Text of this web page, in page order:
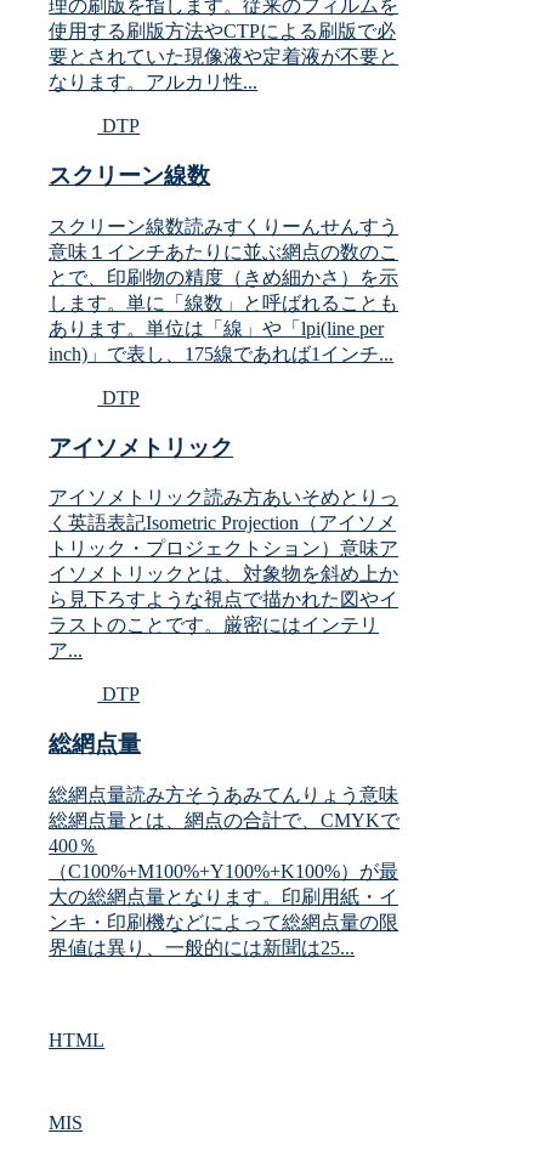
理の刷版を指します。従来のフィルムを
使用する刷版方法やCTPによる刷版で必
要とされていた現像液や定着液が不要と
なります。アルカリ性...
DTP
スクリーン線数
スクリーン線数読みすくりーんせんすう
意味１インチあたりに並ぶ網点の数のこ
とで、印刷物の精度（きめ細かさ）を示
します。単に「線数」と呼ばれることも
あります。単位は「線」や「lpi(line per
inch)」で表し、175線であれば1インチ...
DTP
アイソメトリック
アイソメトリック読み方あいそめとりっ
く英語表記Isometric Projection（アイソメ
トリック・プロジェクトション）意味ア
イソメトリックとは、対象物を斜め上か
ら見下ろすような視点で描かれた図やイ
ラストのことです。厳密にはインテリ
ア...
DTP
総網点量
総網点量読み方そうあみてんりょう意味
総網点量とは、網点の合計で、CMYKで
400％
（C100%+M100%+Y100%+K100%）が最
大の総網点量となります。印刷用紙・イ
ンキ・印刷機などによって総網点量の限
界値は異り、一般的には新聞は25...
HTML
MIS